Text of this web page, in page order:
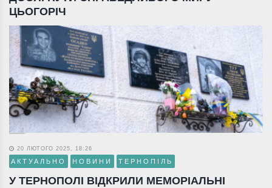
ЦЬОГОРІЧ
20 ЛЮТОГО 2025, 18:26
АКТУАЛЬНО НОВИНИ ТЕРНОПІЛЬ
У ТЕРНОПОЛІ ВІДКРИЛИ МЕМОРІАЛЬНІ